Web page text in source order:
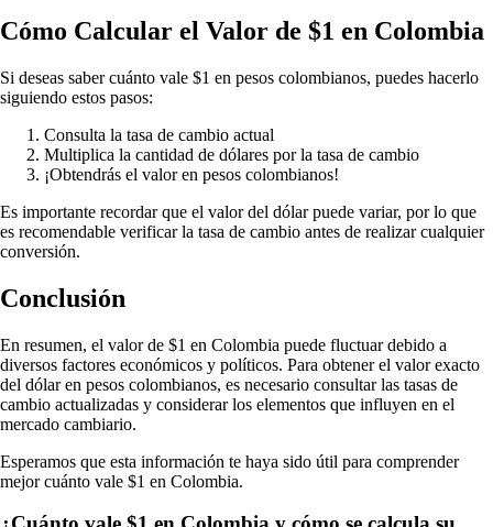
Cómo Calcular el Valor de $1 en Colombia
Si deseas saber cuánto vale $1 en pesos colombianos, puedes hacerlo
siguiendo estos pasos:
Consulta la tasa de cambio actual
Multiplica la cantidad de dólares por la tasa de cambio
¡Obtendrás el valor en pesos colombianos!
Es importante recordar que el valor del dólar puede variar, por lo que
es recomendable verificar la tasa de cambio antes de realizar cualquier
conversión.
Conclusión
En resumen, el valor de $1 en Colombia puede fluctuar debido a
diversos factores económicos y políticos. Para obtener el valor exacto
del dólar en pesos colombianos, es necesario consultar las tasas de
cambio actualizadas y considerar los elementos que influyen en el
mercado cambiario.
Esperamos que esta información te haya sido útil para comprender
mejor cuánto vale $1 en Colombia.